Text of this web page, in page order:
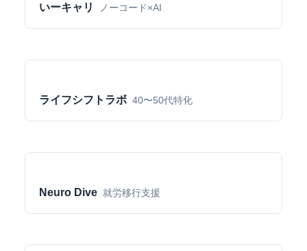
いーキャリ ノーコード×AI
ライフシフトラボ 40〜50代特化
Neuro Dive 就労移行支援